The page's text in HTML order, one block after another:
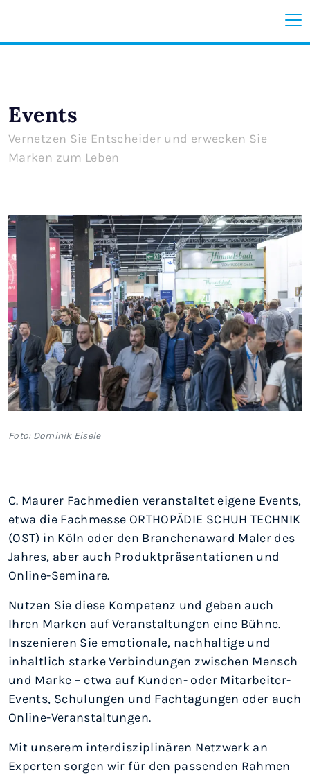
Events
Vernetzen Sie Entscheider und erwecken Sie
Marken zum Leben
Foto: Dominik Eisele
C. Maurer Fachmedien veranstaltet eigene Events,
etwa die Fachmesse ORTHOPÄDIE SCHUH TECHNIK
(OST) in Köln oder den Branchenaward Maler des
Jahres, aber auch Produktpräsentationen und
Online-Seminare.
Nutzen Sie diese Kompetenz und geben auch
Ihren Marken auf Veranstaltungen eine Bühne.
Inszenieren Sie emotionale, nachhaltige und
inhaltlich starke Verbindungen zwischen Mensch
und Marke – etwa auf Kunden- oder Mitarbeiter-
Events, Schulungen und Fachtagungen oder auch
Online-Veranstaltungen.
Mit unserem interdisziplinären Netzwerk an
Experten sorgen wir für den passenden Rahmen